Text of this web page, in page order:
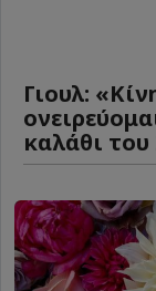
Γιουλ:
καλάθι του